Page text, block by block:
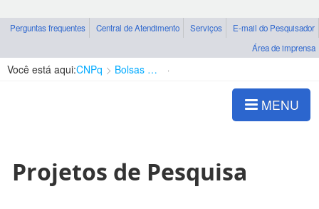
Perguntas frequentes Central de Atendimento Serviços
E-mail do Pesquisador
Área de imprensa
Você está aqui:CNPq Bolsas e Auxílios Vigentes
MENU
Projetos de Pesquisa